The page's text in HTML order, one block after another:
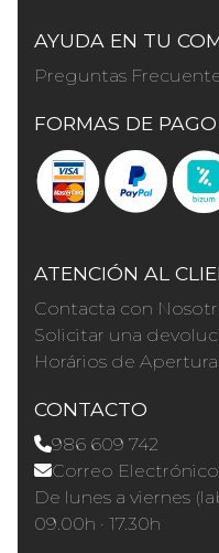
AYUDA EN TU
Preguntas
FORMAS DE PAGO
ATENCIÓN AL
Contacta con
Solicitar una
Horários de Apertura
CONTACTO
986 609 742
Correo Electrónico
De lunes a viernes
09.00h · 17.30h